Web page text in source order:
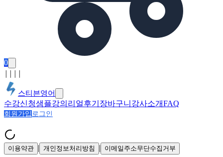
0
스티븐영어
수강신청샘플강의 리얼후기 장바구니 강사소개FAQ
회원가입 로그인
이용약관 | 개인정보처리방침 | 이메일주소무단수집거부